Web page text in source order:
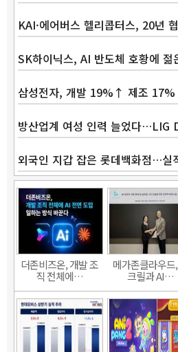
KAI·에어버스 헬리콥터스, 20년
SK하이닉스, AI 반도체 호황에
삼성전자, 개발 19%↑ 제조
방산업계 여성 인력 늘었다…LIG
외국인 지갑 잡은 롯데백화점…
더존비즈온, 개발 조
직 전체에…
메가존클라우드
크릴과 AI…